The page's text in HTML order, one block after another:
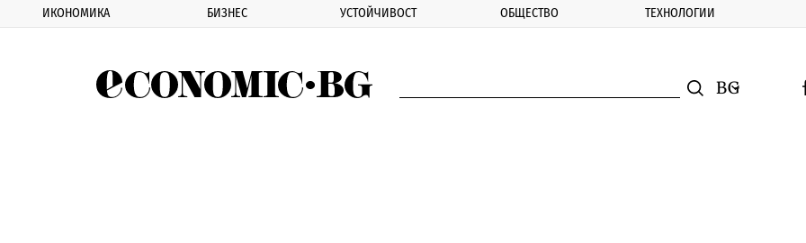
ИКОНОМИКА БИЗНЕС УСТОЙЧИВОСТ ОБЩЕСТВО ТЕХНОЛОГИИ
Смяна на